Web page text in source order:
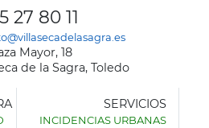
27 80 11
Mayor, 18
de la Sagra, Toledo
SERVICIOS
INCIDENCIAS URBANAS